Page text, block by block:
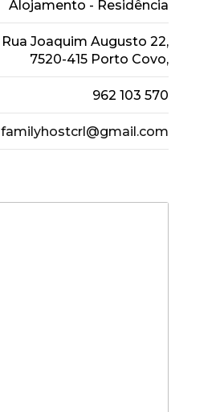
Alojamento - Residência
Rua Joaquim Augusto 22,
7520-415 Porto Covo,
962 103 570
familyhostcrl@gmail.com